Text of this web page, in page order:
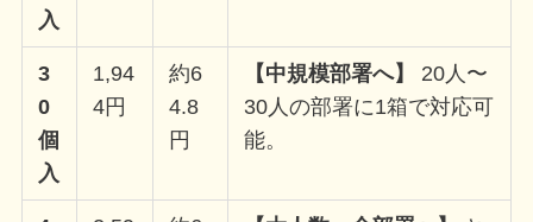
入
3
0
個
入
1,94
4円
約6
4.8
円
【中規模部署へ】
20人〜
30人の部署に1箱で対応可
能。